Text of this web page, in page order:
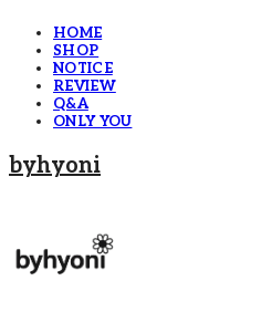
HOME
SHOP
NOTICE
REVIEW
Q&A
ONLY YOU
byhyoni